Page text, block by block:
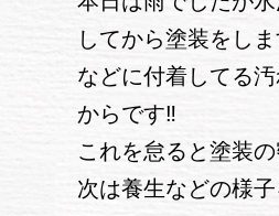
してから塗装をし
などに付着してる
からです‼
これを怠ると塗装
次は養生などの様子